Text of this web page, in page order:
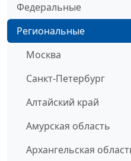
Федеральные
Региональные
Москва
Санкт-Петербург
Алтайский край
Амурская область
Архангельская